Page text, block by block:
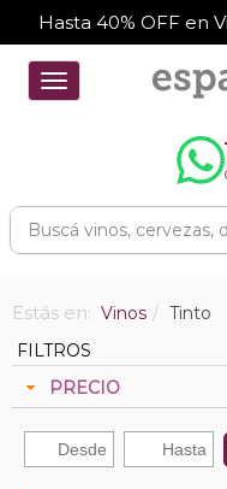
Hasta 40% OFF en
Toggle
navigation
Estás en: Vinos
Tinto
FILTROS
PRECIO